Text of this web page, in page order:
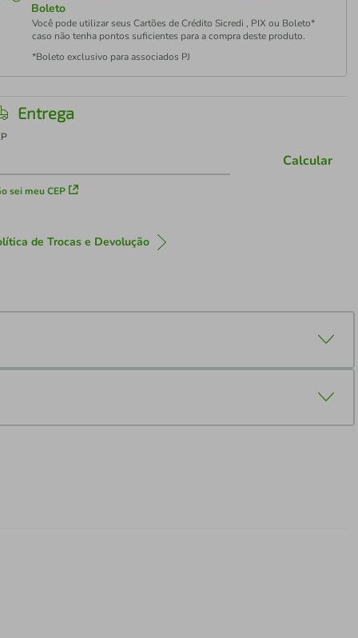
Boleto
Você pode utilizar seus Cartões de Crédito Sicredi , PIX ou Boleto*
caso não tenha pontos suficientes para a compra deste produto.
*Boleto exclusivo para associados PJ
Entrega
sei meu CEP
Calcular
de Trocas e Devolução